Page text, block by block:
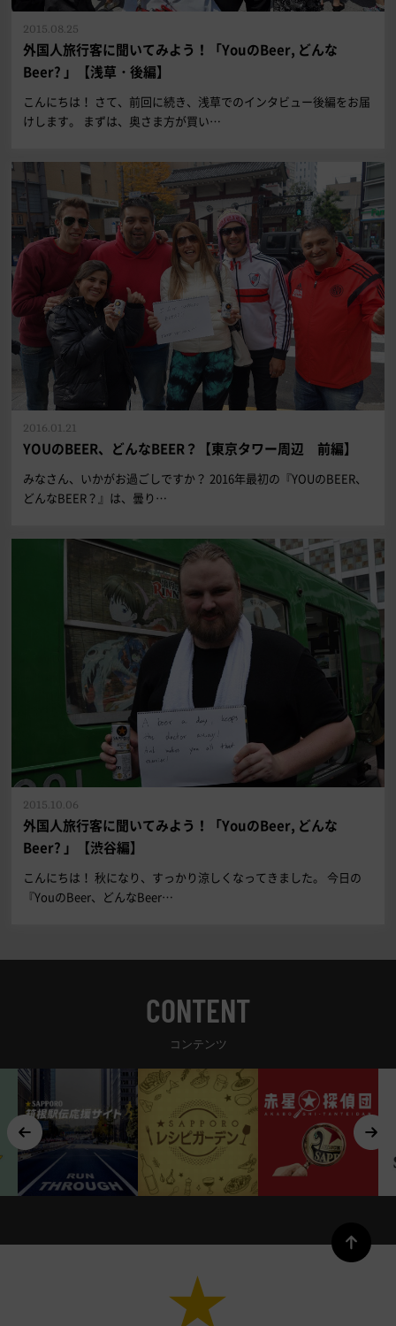
外国人旅行客に聞いてみよう！「YouのBeer, どんな
Beer? 」【浅草・後編】
2015.08.25
こんにちは！ さて、前回に続き、浅草でのインタビュー後編をお届
けします。 まずは、奥さま方が買い…
YOUのBEER、どんなBEER？【東京タワー周辺 前編】
2016.01.21
みなさん、いかがお過ごしですか？ 2016年最初の『YOUのBEER、
どんなBEER？』は、曇り…
外国人旅行客に聞いてみよう！「YouのBeer, どんな
Beer? 」【渋谷編】
2015.10.06
こんにちは！ 秋になり、すっかり涼しくなってきました。 今日の
『YouのBeer、どんなBeer…
CONTENT
コンテンツ